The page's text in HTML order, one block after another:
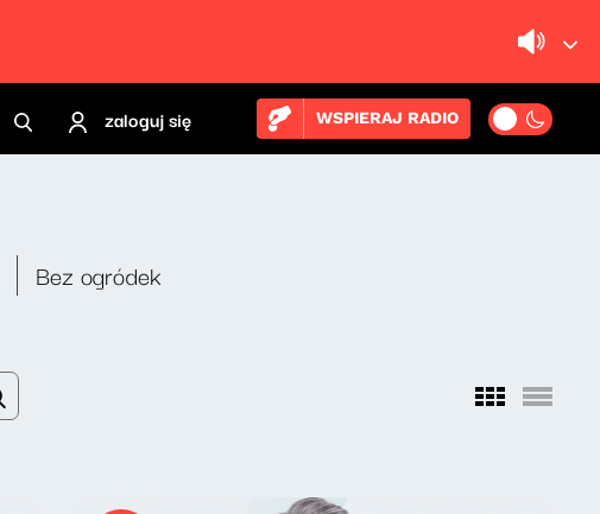
zaloguj się WSPIERAJ RADIO
Bez ogródek